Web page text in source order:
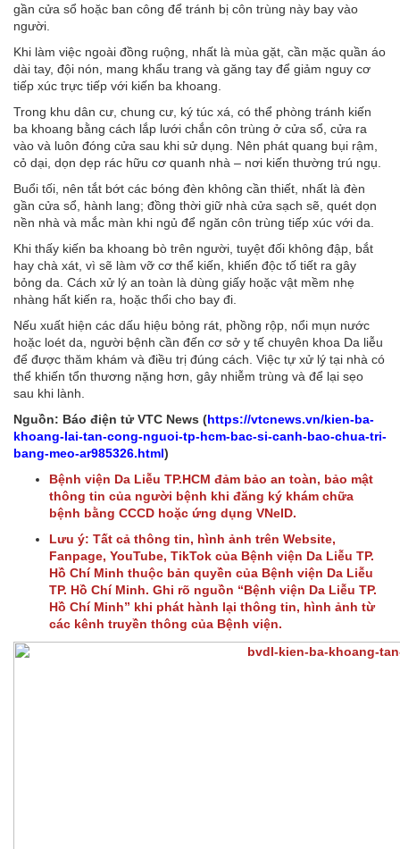
gần cửa sổ hoặc ban công để tránh bị côn trùng này bay vào
người.
Khi làm việc ngoài đồng ruộng, nhất là mùa gặt, cần mặc quần áo
dài tay, đội nón, mang khẩu trang và găng tay để giảm nguy cơ
tiếp xúc trực tiếp với kiến ba khoang.
Trong khu dân cư, chung cư, ký túc xá, có thể phòng tránh kiến
ba khoang bằng cách lắp lưới chắn côn trùng ở cửa sổ, cửa ra
vào và luôn đóng cửa sau khi sử dụng. Nên phát quang bụi rậm,
cỏ dại, dọn dẹp rác hữu cơ quanh nhà – nơi kiến thường trú ngụ.
Buổi tối, nên tắt bớt các bóng đèn không cần thiết, nhất là đèn
gần cửa sổ, hành lang; đồng thời giữ nhà cửa sạch sẽ, quét dọn
nền nhà và mắc màn khi ngủ để ngăn côn trùng tiếp xúc với da.
Khi thấy kiến ba khoang bò trên người, tuyệt đối không đập, bắt
hay chà xát, vì sẽ làm vỡ cơ thể kiến, khiến độc tố tiết ra gây
bỏng da. Cách xử lý an toàn là dùng giấy hoặc vật mềm nhẹ
nhàng hất kiến ra, hoặc thổi cho bay đi.
Nếu xuất hiện các dấu hiệu bỏng rát, phồng rộp, nổi mụn nước
hoặc loét da, người bệnh cần đến cơ sở y tế chuyên khoa Da liễu
để được thăm khám và điều trị đúng cách. Việc tự xử lý tại nhà có
thể khiến tổn thương nặng hơn, gây nhiễm trùng và để lại sẹo
sau khi lành.
Nguồn: Báo điện tử VTC News (https://vtcnews.vn/kien-ba-
khoang-lai-tan-cong-nguoi-tp-hcm-bac-si-canh-bao-chua-tri-
bang-meo-ar985326.html)
Bệnh viện Da Liễu TP.HCM đảm bảo an toàn, bảo mật
thông tin của người bệnh khi đăng ký khám chữa
bệnh bằng CCCD hoặc ứng dụng VNeID.
Lưu ý: Tất cả thông tin, hình ảnh trên Website,
Fanpage, YouTube, TikTok của Bệnh viện Da Liễu TP.
Hồ Chí Minh thuộc bản quyền của Bệnh viện Da Liễu
TP. Hồ Chí Minh. Ghi rõ nguồn “Bệnh viện Da Liễu TP.
Hồ Chí Minh” khi phát hành lại thông tin, hình ảnh từ
các kênh truyền thông của Bệnh viện.